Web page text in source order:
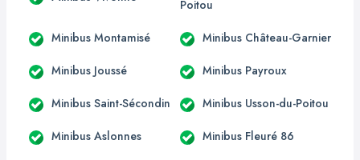
Poitou
Minibus Montamisé Minibus Château-Garnier
Minibus Joussé Minibus Payroux
Minibus Saint-Sécondin Minibus Usson-du-Poitou
Minibus Aslonnes Minibus Fleuré 86